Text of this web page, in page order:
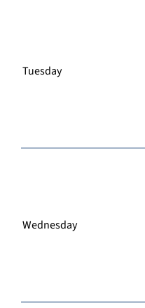
Tuesday
Wednesday